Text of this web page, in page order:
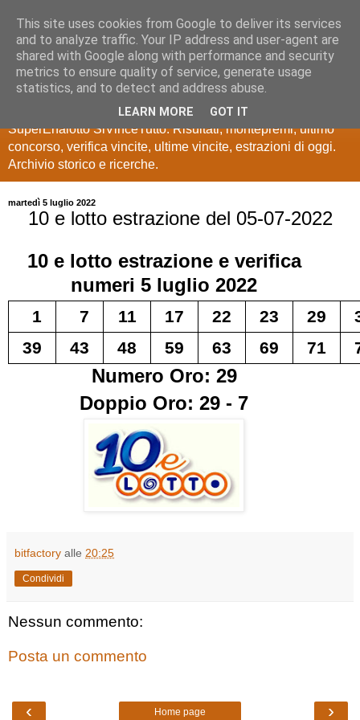
Estrazioni Lotto
SuperEnalotto
Ultime estrazioni di Lotto, SuperEnalotto, 10 e lotto,
SuperEnalotto SiVinceTutto. Risultati, montepremi, ultimo
concorso, verifica vincite, ultime vincite, estrazioni di oggi.
Archivio storico e ricerche.
martedì 5 luglio 2022
10 e lotto estrazione del 05-07-2022
10 e lotto estrazione e verifica
numeri 5 luglio 2022
1 7 11 17 22 23 29
39
43 48 59 63 69 71
Numero Oro: 29
Doppio Oro: 29 - 7
bitfactory alle 20:25
Condividi
Nessun commento:
Posta un commento
‹ ›
Home page
This site uses cookies from Google to deliver its services
and to analyze traffic. Your IP address and user-agent are
shared with Google along with performance and security
metrics to ensure quality of service, generate usage
statistics, and to detect and address abuse.
LEARN MORE GOT IT